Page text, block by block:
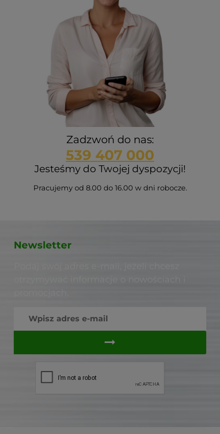
Zadzwoń do nas:
539 407 000
Jesteśmy do Twojej dyspozycji!
Pracujemy od 8.00 do 16.00 w dni robocze.
Newsletter